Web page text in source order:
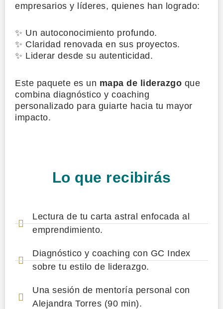
empresarios y líderes, quienes han logrado:
✨ Un autoconocimiento profundo.
✨ Claridad renovada en sus proyectos.
✨ Liderar desde su autenticidad.
Este paquete es un mapa de liderazgo que
combina diagnóstico y coaching
personalizado para guiarte hacia tu mayor
impacto.
Lo que recibirás
Lectura de tu carta astral enfocada al
emprendimiento.
Diagnóstico y coaching con GC Index
sobre tu estilo de liderazgo.
Una sesión de mentoría personal con
Alejandra Torres (90 min).